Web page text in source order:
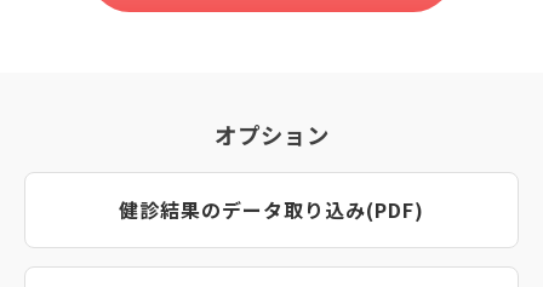
オプション
健診結果のデータ取り込み(PDF)